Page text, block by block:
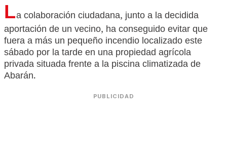
La colaboración ciudadana, junto a la decidida
aportación de un vecino, ha conseguido evitar que
fuera a más un pequeño incendio localizado este
sábado por la tarde en una propiedad agrícola
privada situada frente a la piscina climatizada de
Abarán.
PUBLICIDAD